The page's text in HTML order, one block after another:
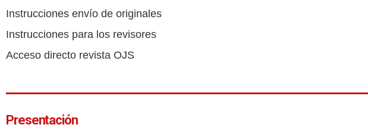
Instrucciones envío de originales
Instrucciones para los revisores
Acceso directo revista OJS
Presentación